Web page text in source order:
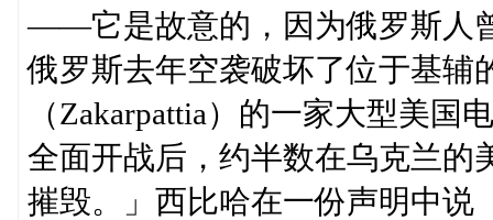
——它是故意的，因为俄罗斯人
俄罗斯去年空袭破坏了位于基辅
（Zakarpattia）的一家大型美
全面开战后，约半数在乌克兰的
摧毁。」西比哈在一份声明中说